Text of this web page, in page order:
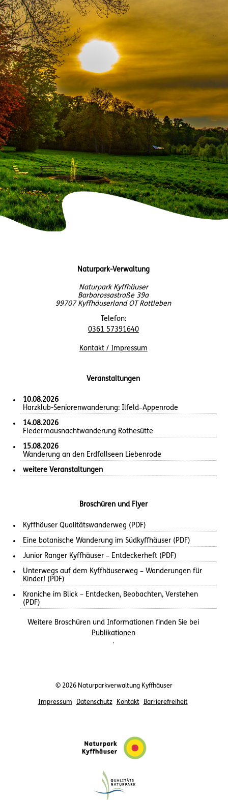
Naturpark-Verwaltung
Naturpark Kyffhäuser
Barbarossastraße 39a
99707 Kyffhäuserland OT Rottleben
Telefon:
0361 57391640
Kontakt / Impressum
Veranstaltungen
10.08.2026
Harzklub-Seniorenwanderung: Ilfeld–Appenrode
14.08.2026
Fledermausnachtwanderung Rothesütte
15.08.2026
Wanderung an den Erdfallseen Liebenrode
weitere Veranstaltungen
Broschüren und Flyer
Kyffhäuser Qualitätswanderweg (PDF)
Eine botanische Wanderung im Südkyffhäuser (PDF)
Junior Ranger Kyffhäuser – Entdeckerheft (PDF)
Unterwegs auf dem Kyffhäuserweg – Wanderungen für
Kinder! (PDF)
Kraniche im Blick – Entdecken, Beobachten, Verstehen
(PDF)
Weitere Broschüren und Informationen finden Sie bei
Publikationen
.
© 2026 Naturparkverwaltung Kyffhäuser
Impressum Datenschutz Kontakt Barrierefreiheit